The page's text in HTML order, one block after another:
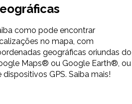
como pode encontrar
no mapa, com
geográficas oriundas do
Maps® ou Google Earth®, ou
dispositivos GPS. Saiba mais!